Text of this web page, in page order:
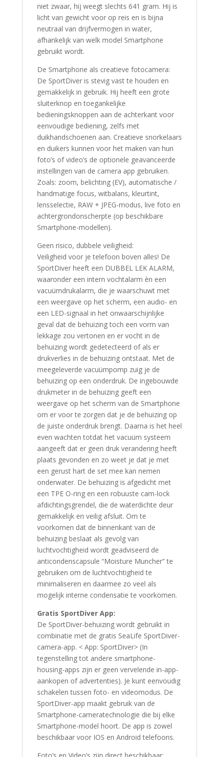
niet zwaar, hij weegt slechts 641 gram. Hij is
licht van gewicht voor op reis en is bijna
neutraal van drijfvermogen in water,
afhankelijk van welk model Smartphone
gebruikt wordt.
De Smartphone als creatieve fotocamera:
De SportDiver is stevig vast te houden en
gemakkelijk in gebruik. Hij heeft een grote
sluiterknop en toegankelijke
bedieningsknoppen aan de achterkant voor
eenvoudige bediening, zelfs met
duikhandschoenen aan. Creatieve snorkelaars
en duikers kunnen voor het maken van hun
foto’s of video’s de optionele geavanceerde
instellingen van de camera app gebruiken.
Zoals: zoom, belichting (EV), automatische /
handmatige focus, witbalans, kleurtint,
lensselectie, RAW + JPEG-modus, live foto en
achtergrondonscherpte (op beschikbare
Smartphone-modellen).
Geen risico, dubbele veiligheid:
Veiligheid voor je telefoon boven alles! De
SportDiver heeft een DUBBEL LEK ALARM,
waaronder een intern vochtalarm èn een
vacuümdrukalarm, die je waarschuwt met
een weergave op het scherm, een audio- en
een LED-signaal in het onwaarschijnlijke
geval dat de behuizing toch een vorm van
lekkage zou vertonen en er vocht in de
behuizing wordt gedetecteerd of als er
drukverlies in de behuizing ontstaat. Met de
meegeleverde vacuümpomp zuig je de
behuizing op een onderdruk. De ingebouwde
drukmeter in de behuizing geeft een
weergave op het scherm van de Smartphone
om er voor te zorgen dat je de behuizing op
de juiste onderdruk brengt. Daarna is het heel
even wachten totdat het vacuüm systeem
aangeeft dat er geen druk verandering heeft
plaats gevonden en zo weet je dat je met
een gerust hart de set mee kan nemen
onderwater. De behuizing is afgedicht met
een TPE O-ring en een robuuste cam-lock
afdichtingsgrendel, die de waterdichte deur
gemakkelijk en veilig afsluit. Om te
voorkomen dat de binnenkant van de
behuizing beslaat als gevolg van
luchtvochtigheid wordt geadviseerd de
anticondenscapsule “Moisture Muncher” te
gebruiken om de luchtvochtigheid te
minimaliseren en daarmee zo veel als
mogelijk interne condensatie te voorkomen.
Gratis SportDiver App:
De SportDiver-behuizing wordt gebruikt in
combinatie met de gratis SeaLife SportDiver-
camera-app. < App: SportDiver> (In
tegenstelling tot andere smartphone-
housing-apps zijn er geen vervelende in-app-
aankopen of advertenties). Je kunt eenvoudig
schakelen tussen foto- en videomodus. De
SportDiver-app maakt gebruik van de
Smartphone-cameratechnologie die bij elke
Smartphone-model hoort. De app is zowel
beschikbaar voor IOS en Android telefoons.